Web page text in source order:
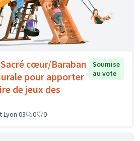
Sacré cœur/Baraban
pour apporter
de jeux des
Soumise
au vote
Lyon 03 0 0